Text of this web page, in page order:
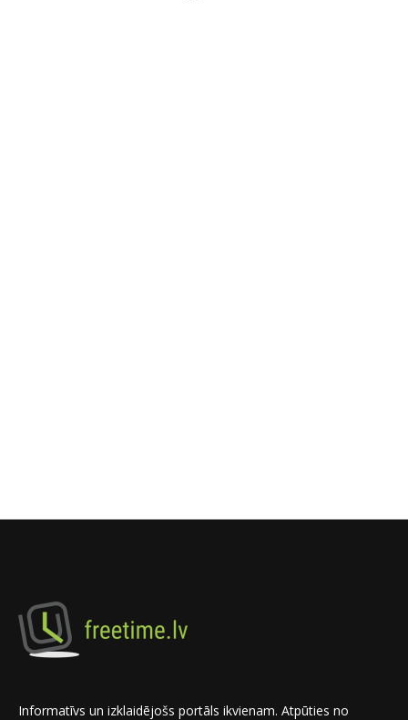
Informatīvs un izklaidējošs portāls ikvienam. Atpūties no